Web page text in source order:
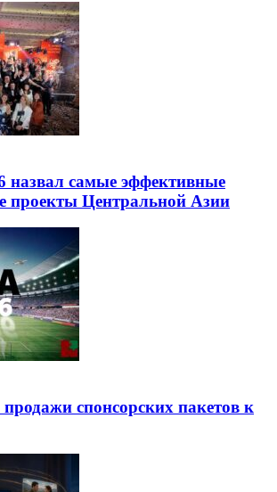
назвал самые эффективные
проекты Центральной Азии
спонсорских пакетов к